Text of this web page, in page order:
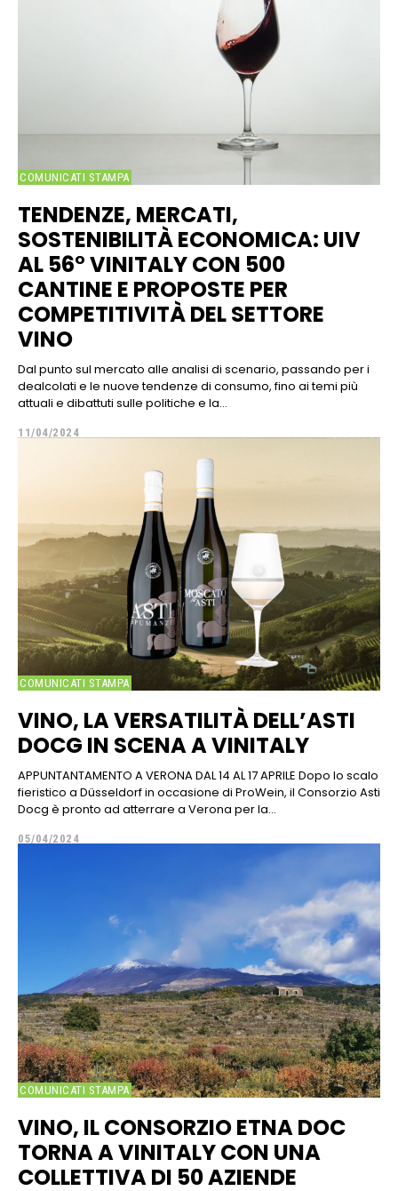
COMUNICATI STAMPA
TENDENZE, MERCATI,
SOSTENIBILITÀ ECONOMICA: UIV
AL 56° VINITALY CON 500
CANTINE E PROPOSTE PER
COMPETITIVITÀ DEL SETTORE
VINO
Dal punto sul mercato alle analisi di scenario, passando per i
dealcolati e le nuove tendenze di consumo, fino ai temi più
attuali e dibattuti sulle politiche e la...
11/04/2024
COMUNICATI STAMPA
VINO, LA VERSATILITÀ DELL’ASTI
DOCG IN SCENA A VINITALY
APPUNTANTAMENTO A VERONA DAL 14 AL 17 APRILE Dopo lo scalo
fieristico a Düsseldorf in occasione di ProWein, il Consorzio Asti
Docg è pronto ad atterrare a Verona per la...
05/04/2024
COMUNICATI STAMPA
VINO, IL CONSORZIO ETNA DOC
TORNA A VINITALY CON UNA
COLLETTIVA DI 50 AZIENDE